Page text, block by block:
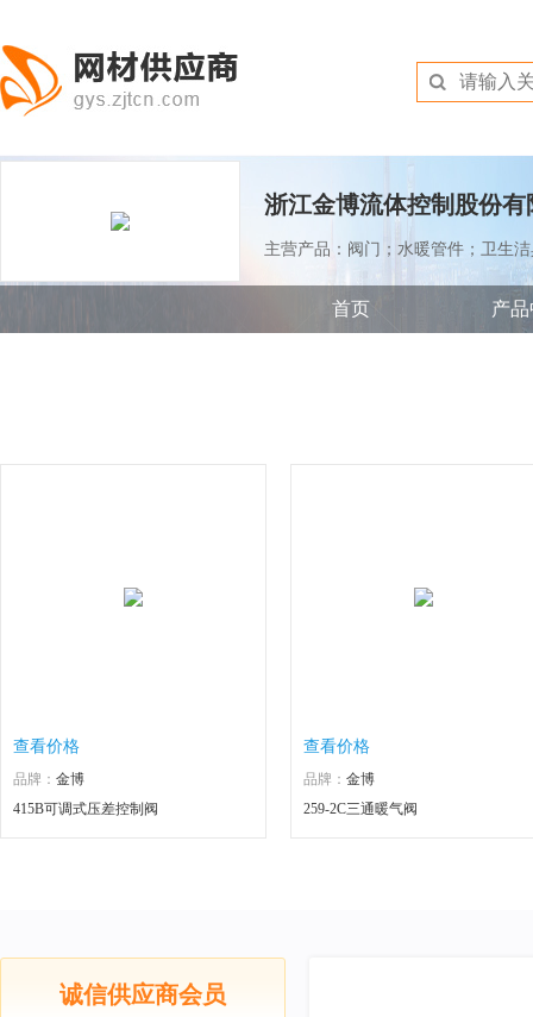
浙江金博流体控制股份有
主营产品：阀门；水暖管件；卫生
首页 产
查看价格
品牌： 金博
415B可调式压差控制阀
查看价格
品牌： 金博
259-2C三通暖气阀
诚信供应商会员